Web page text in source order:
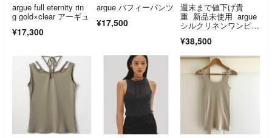
argue full eternity rin
g gold×clear アーギュ
¥17,300
argue バフィーパンツ
¥17,500
週末まで値下げ貴
重 新品未使用 argue
シルクリネンワンピー
¥38,500